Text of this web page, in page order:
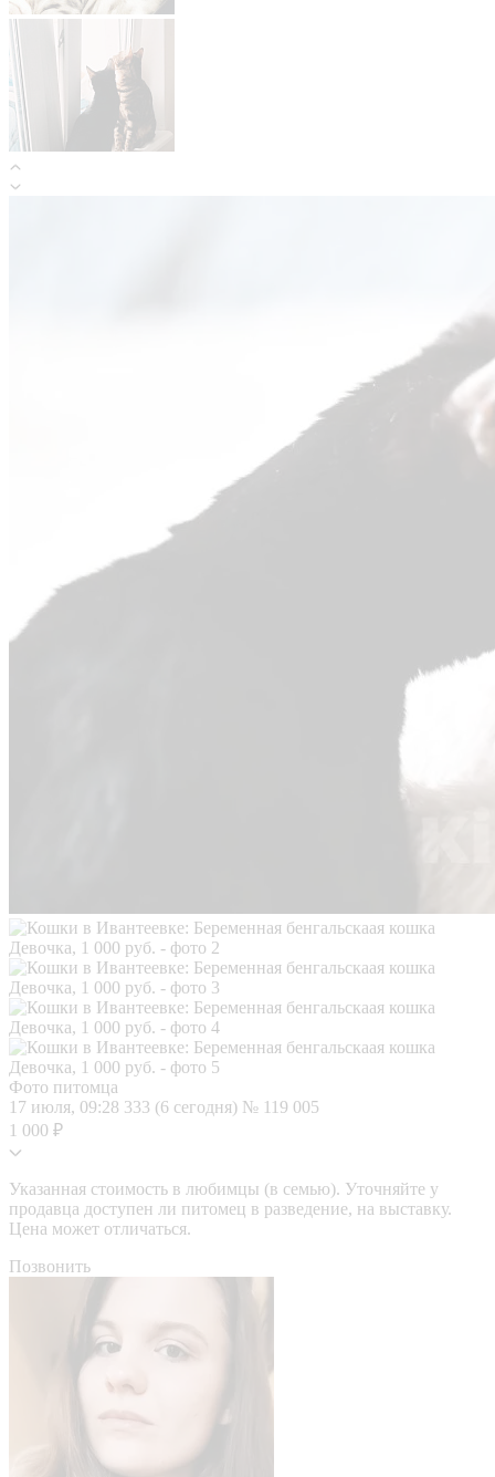
Фото питомца
17 июля, 09:28 333 (6 сегодня) № 119 005
1 000 ₽
Указанная стоимость в любимцы (в семью). Уточняйте у
продавца доступен ли питомец в разведение, на выставку.
Цена может отличаться.
Позвонить